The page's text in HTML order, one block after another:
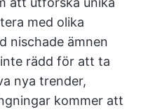
med olika
nischade ämnen
rädd för att ta
nya trender,
kommer att